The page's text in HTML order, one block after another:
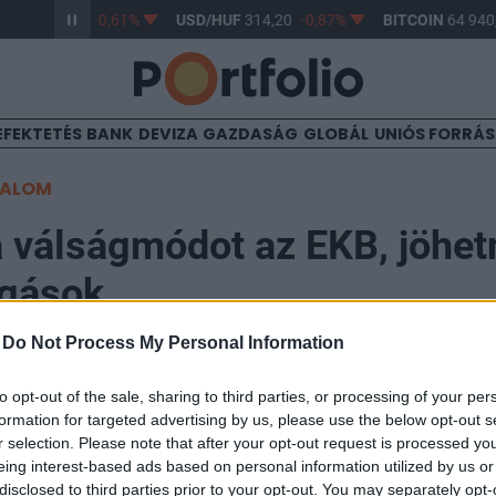
Do Not Process My Personal Information
opt-out of the sale, sharing to third parties, or processing of your
for targeted advertising by us, please use the below opt-out
selection. Please note that after your opt-out request is processed
interest-based ads based on personal information utilized by us
to third parties prior to your opt-out. You may separately
363,17 -0,61% USD/HUF314,20 -0,87% BITCOIN64
BANK DEVIZA GAZDASÁG GLOBÁL UNIÓS
válságmódot az EKB,
Bank (EKB) fontos változtatásokat fontolgat a
a legfrissebb gazdasági adatokra való túlzott